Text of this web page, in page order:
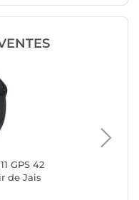
GPS 42
de Jais